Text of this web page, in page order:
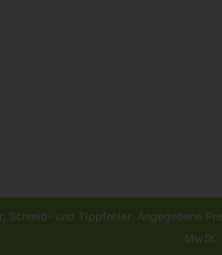
Schreib- und Tippfehler. Angegebene
MwSt.